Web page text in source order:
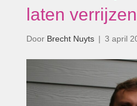
laten
Door Brecht Nuyts | 3 april